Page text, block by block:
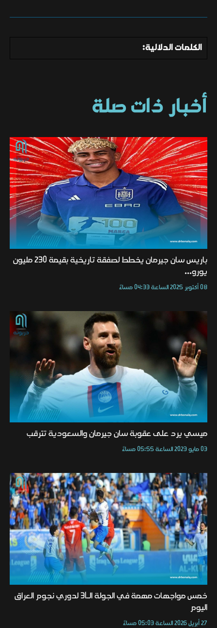
الكلمات الدلالية:
أخبار ذات صلة
باريس سان جيرمان يخطط لصفقة تاريخية بقيمة 230 مليون
يورو...
08 أكتوبر 2025 الساعة 04:33 مساءً
ميسي يرد على عقوبة سان جيرمان والسعودية تترقب
03 مايو 2023 الساعة 05:55 مساءً
خمس مواجهات مهمة في الجولة الـ31 لدوري نجوم العراق
اليوم
27 أبريل 2026 الساعة 05:03 مساءً